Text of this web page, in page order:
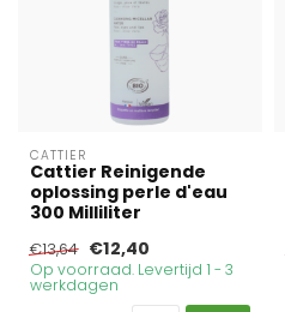
CATTIER
Cattier Reinigende
oplossing perle d'eau
300 Milliliter
€13,64 €12,40
Op voorraad. Levertijd 1 - 3
werkdagen